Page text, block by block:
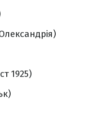
1925)